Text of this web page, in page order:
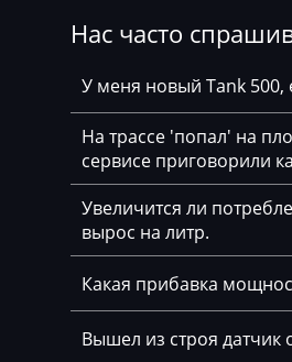
AVR
BAIC
Bajaj
Basak
Bauer
BAW
Belgee
Нас часто
У меня новый Tank 500,
На трассе 'попал' на
сервисе приговорили
Увеличится ли
вырос на литр.
Какая прибавка
Вышел из строя датчик